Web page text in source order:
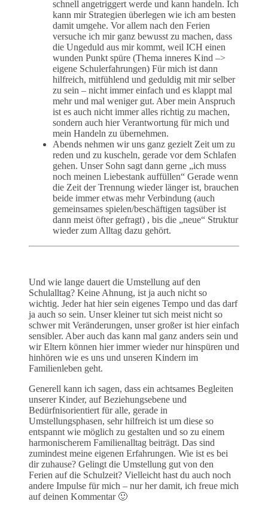
schnell angetriggert werde und kann handeln. Ich
kann mir Strategien überlegen wie ich am besten
damit umgehe. Vor allem nach den Ferien
versuche ich mir ganz bewusst zu machen, dass
die Ungeduld aus mir kommt, weil ICH einen
wunden Punkt spüre (Thema inneres Kind –>
eigene Schulerfahrungen) Für mich ist dann
hilfreich, mitfühlend und geduldig mit mir selber
zu sein – nicht immer einfach und es klappt mal
mehr und mal weniger gut. Aber mein Anspruch
ist es auch nicht immer alles richtig zu machen,
sondern auch hier Verantwortung für mich und
mein Handeln zu übernehmen.
Abends nehmen wir uns ganz gezielt Zeit um zu
reden und zu kuscheln, gerade vor dem Schlafen
gehen. Unser Sohn sagt dann gerne „ich muss
noch meinen Liebestank auffüllen“ Gerade wenn
die Zeit der Trennung wieder länger ist, brauchen
beide immer etwas mehr Verbindung (auch
gemeinsames spielen/beschäftigen tagsüber ist
dann meist öfter gefragt) , bis die „neue“ Struktur
wieder zum Alltag dazu gehört.
Und wie lange dauert die Umstellung auf den
Schulalltag? Keine Ahnung, ist ja auch nicht so
wichtig. Jeder hat hier sein eigenes Tempo und das darf
ja auch so sein. Unser kleiner tut sich meist nicht so
schwer mit Veränderungen, unser großer ist hier einfach
sensibler. Aber auch das kann mal ganz anders sein und
wir Eltern können hier immer wieder nur hinspüren und
hinhören wie es uns und unseren Kindern im
Familienleben geht.
Generell kann ich sagen, dass ein achtsames Begleiten
unserer Kinder, auf Beziehungsebene und
Bedürfnisorientiert für alle, gerade in
Umstellungsphasen, sehr hilfreich ist um diese so
entspannt wie möglich zu gestalten und so zu einem
harmonischerem Familienalltag beiträgt. Das sind
zumindest meine eigenen Erfahrungen. Wie ist es bei
dir zuhause? Gelingt die Umstellung gut von den
Ferien auf die Schulzeit? Vielleicht hast du auch noch
andere Impulse für mich – nur her damit, ich freue mich
auf deinen Kommentar 🙂